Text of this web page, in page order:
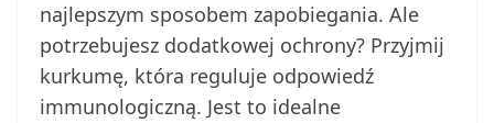
najlepszym sposobem zapobiegania. Ale
potrzebujesz dodatkowej ochrony? Przyjmij
kurkumę, która reguluje odpowiedź
immunologiczną. Jest to idealne